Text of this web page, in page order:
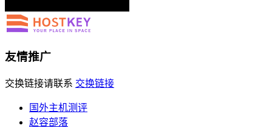
友情推广
交换链接请联系 交换链接
国外主机测评
赵容部落